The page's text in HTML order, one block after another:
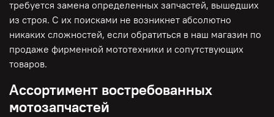
требуется замена определенных запчастей, вышедших
из строя. С их поисками не возникнет абсолютно
никаких сложностей, если обратиться в наш магазин по
продаже фирменной мототехники и сопутствующих
товаров.
Ассортимент востребованных
мотозапчастей